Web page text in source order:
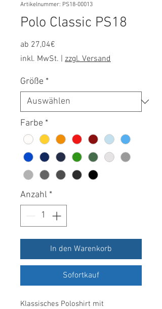
Artikelnummer: PS18-00013
Polo Classic PS18
ab 27,04€
Preis
inkl. MwSt. zzgl. Versand
Größe *
Farbe *
Anzahl *
In den Warenkorb
Sofortkauf
Klassisches Poloshirt mit